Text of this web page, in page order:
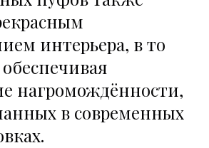
интерьера, в то
нагромождённости,
в современных